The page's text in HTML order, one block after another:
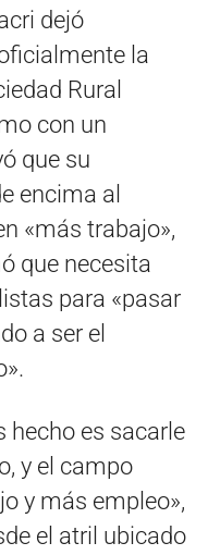
dejó
la
Rural
con un
que su
encima al
«más trabajo»,
que necesita
para «pasar
a ser el
hecho es sacarle
y el campo
y más empleo»,
el atril ubicado